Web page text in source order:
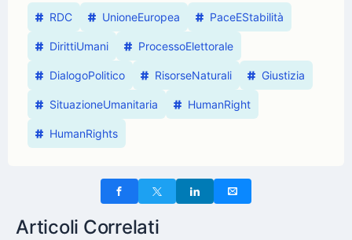
RDC UnioneEuropea PaceEStabilità
DirittiUmani ProcessoElettorale
DialogoPolitico RisorseNaturali Giustizia
SituazioneUmanitaria HumanRight
HumanRights
Articoli Correlati